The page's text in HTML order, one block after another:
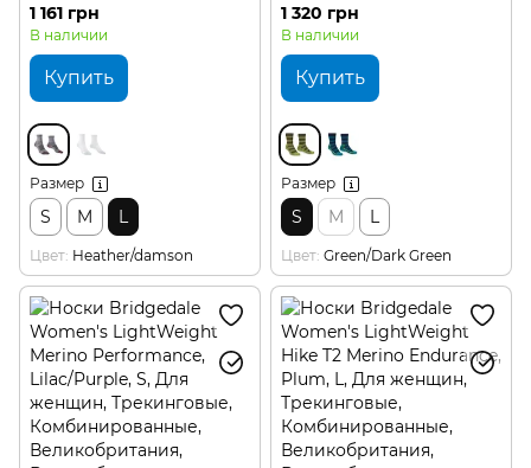
1 161 грн
В наличии
Купить
Размер
S M L
Цвет Heather/damson
1 320 грн
В наличии
Купить
Размер
S M L
Цвет Green/Dark Green